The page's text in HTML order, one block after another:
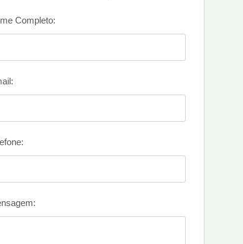
Completo: